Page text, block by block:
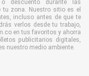
descuento durante las
zona. Nuestro sitio es el
incluso antes de que te
verlos desde tu trabajo,
en tus favoritos y ahorra
publicitarios digitales,
nuestro medio ambiente.